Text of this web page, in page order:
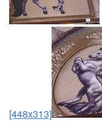
[448x313]